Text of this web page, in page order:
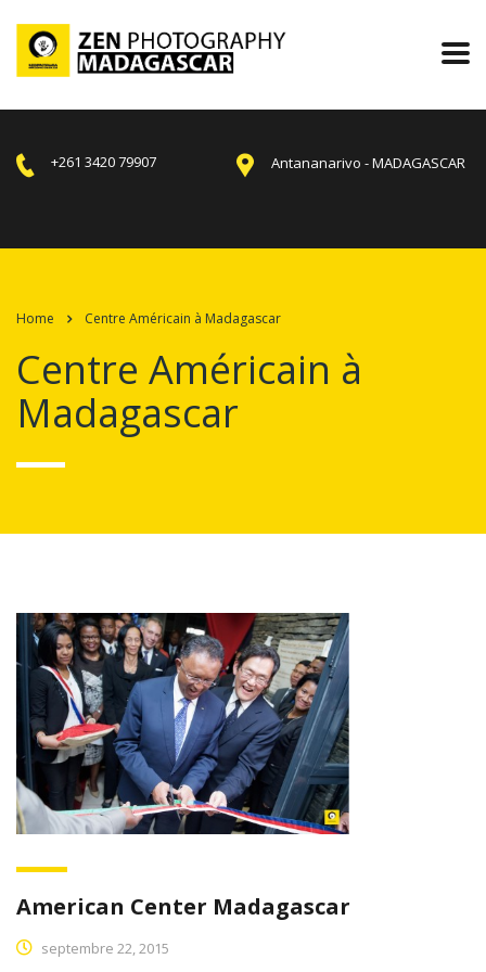
+261 3420 79907 Antananarivo - MADAGASCAR
Home Centre Américain à Madagascar
Centre Américain à
Madagascar
American Center Madagascar
septembre 22, 2015